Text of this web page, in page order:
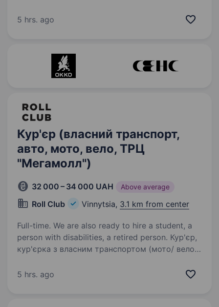
Tiп-Toп розважальний клмплекс «Люди Fusion
5 hrs. ago
Кур'єр (власний транспорт,
авто, мото, вело, ТРЦ
"Мегамолл")
32 000 – 34 000 UAH Above average
Roll Club Vinnytsia, 3.1 km from center
Full-time. We are also ready to hire a student, a
person with disabilities, a retired person. Кур'єр,
кyр'єрка з власним транспортом (мото/ вело)
НАСТРІЙ! Привіт! Ми — Roll Club, міжнародна
5 hrs. ago